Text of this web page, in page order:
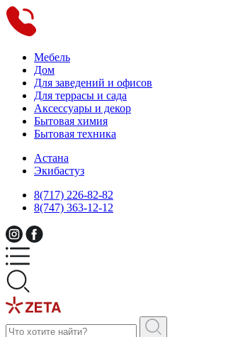
Мебель
Дом
Для заведений и офисов
Для террасы и сада
Аксессуары и декор
Бытовая химия
Бытовая техника
Астана
Экибастуз
8(717) 226-82-82
8(747) 363-12-12